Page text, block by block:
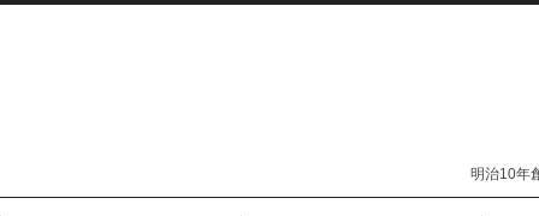
明治10年